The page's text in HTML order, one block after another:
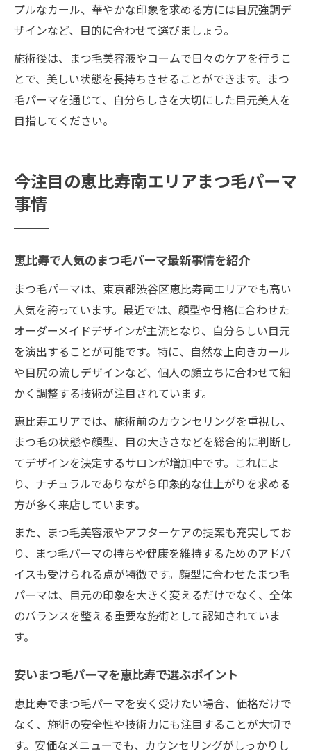
プルなカール、華やかな印象を求める方には目尻強調デ
ザインなど、目的に合わせて選びましょう。
施術後は、まつ毛美容液やコームで日々のケアを行うこ
とで、美しい状態を長持ちさせることができます。まつ
毛パーマを通じて、自分らしさを大切にした目元美人を
目指してください。
今注目の恵比寿南エリアまつ毛パーマ
事情
恵比寿で人気のまつ毛パーマ最新事情を紹介
まつ毛パーマは、東京都渋谷区恵比寿南エリアでも高い
人気を誇っています。最近では、顔型や骨格に合わせた
オーダーメイドデザインが主流となり、自分らしい目元
を演出することが可能です。特に、自然な上向きカール
や目尻の流しデザインなど、個人の顔立ちに合わせて細
かく調整する技術が注目されています。
恵比寿エリアでは、施術前のカウンセリングを重視し、
まつ毛の状態や顔型、目の大きさなどを総合的に判断し
てデザインを決定するサロンが増加中です。これによ
り、ナチュラルでありながら印象的な仕上がりを求める
方が多く来店しています。
また、まつ毛美容液やアフターケアの提案も充実してお
り、まつ毛パーマの持ちや健康を維持するためのアドバ
イスも受けられる点が特徴です。顔型に合わせたまつ毛
パーマは、目元の印象を大きく変えるだけでなく、全体
のバランスを整える重要な施術として認知されていま
す。
安いまつ毛パーマを恵比寿で選ぶポイント
恵比寿でまつ毛パーマを安く受けたい場合、価格だけで
なく、施術の安全性や技術力にも注目することが大切で
す。安価なメニューでも、カウンセリングがしっかりし